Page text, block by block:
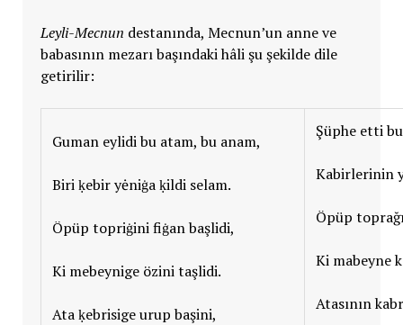
Leyli-Mecnun destanında, Mecnun’un anne ve
babasının mezarı başındaki hâli şu şekilde dile
getirilir:
Guman eylidi bu atam, bu anam,
Biri ḳebir yėniġa ḳildi selam.
Öpüp topriġini fiġan başlidi,
Ki mebeynige özini taşlidi.
Ata ḳebrisige urup başini,
Şüphe etti
Kabirlerinin
Öpüp
Ki mabeyne
Atasının